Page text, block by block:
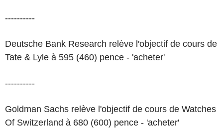
----------
Deutsche Bank Research relève l'objectif de cours de
Tate & Lyle à 595 (460) pence - 'acheter'
----------
Goldman Sachs relève l'objectif de cours de Watches
Of Switzerland à 680 (600) pence - 'acheter'